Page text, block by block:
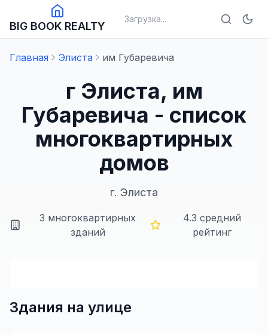
BIG BOOK REALTY
Загрузка...
Главная Элиста им Губаревича
г Элиста, им
Губаревича - список
многоквартирных
домов
г. Элиста
3 многоквартирных
зданий
4.3 средний
рейтинг
Здания на улице